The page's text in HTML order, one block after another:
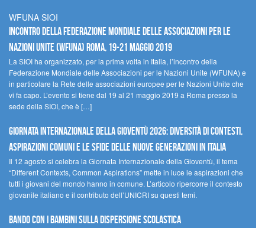
WFUNA SIOI
Incontro della Federazione Mondiale delle Associazioni per le
Nazioni Unite (WFUNA) Roma, 19-21 maggio 2019
La SIOI ha organizzato, per la prima volta in Italia, l’incontro della
Federazione Mondiale delle Associazioni per le Nazioni Unite (WFUNA) e
in particolare la Rete delle associazioni europee per le Nazioni Unite che
vi fa capo. L’evento si tiene dal 19 al 21 maggio 2019 a Roma presso la
sede della SIOI, che è […]
GIORNATA INTERNAZIONALE DELLA GIOVENTÙ 2026: DIVERSITÀ DI CONTESTI,
ASPIRAZIONI COMUNI E LE SFIDE DELLE NUOVE GENERAZIONI IN ITALIA
Il 12 agosto si celebra la Giornata Internazionale della Gioventù, il tema
“Different Contexts, Common Aspirations” mette in luce le aspirazioni che
tutti i giovani del mondo hanno in comune. L’articolo ripercorre il contesto
giovanile italiano e il contributo dell’UNICRI su questi temi.
Bando Con i Bambini sulla dispersione scolastica